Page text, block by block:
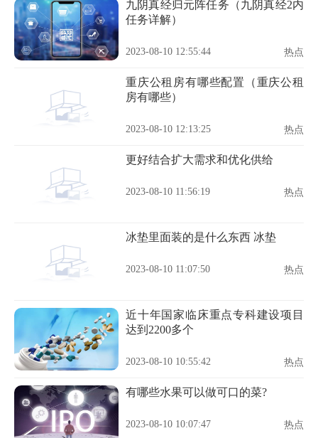
九阴真经归元阵任务（九阴真经2内
任务详解）
2023-08-10 12:55:44 热点
重庆公租房有哪些配置（重庆公租
房有哪些）
2023-08-10 12:13:25 热点
更好结合扩大需求和优化供给
2023-08-10 11:56:19 热点
冰垫里面装的是什么东西 冰垫
2023-08-10 11:07:50 热点
近十年国家临床重点专科建设项目
达到2200多个
2023-08-10 10:55:42 热点
有哪些水果可以做可口的菜?
2023-08-10 10:07:47 热点